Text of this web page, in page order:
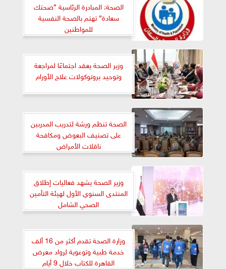
الصحة: المبادرة الرئاسية ”صحتك
سعادة” تهتم بالصحة النفسية
للمواطنين
وزير الصحة يعقد اجتماعًا لمراجعة
وتوحيد بروتوكولات علاج الأورام
الصحة تنظم ورشة لتدريب المدربين
على تصنيف البعوض ومكافحة
ناقلات الأمراض
وزير الصحة يشهد فعاليات إطلاق
المنتدى السنوي الأول لهيئة التأمين
الصحي الشامل
وزارة الصحة تقدم أكثر من 16 ألف
خدمة طبية وتوعوية لرواد معرض
القاهرة للكتاب خلال 9 أيام